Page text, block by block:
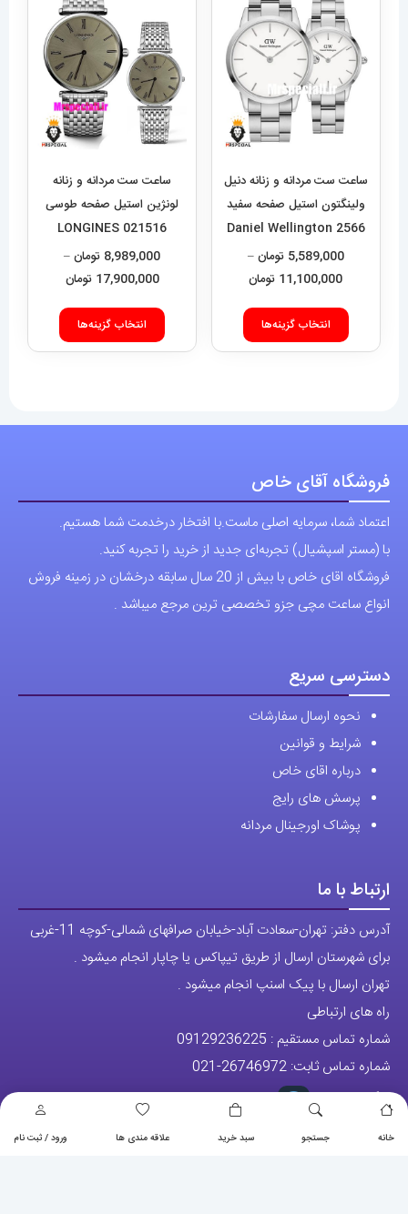
خانه جستجو سبد خرید علاقه مندی ها ورود / ثبت نام
می
باشد.
گزینه
ها
ممکن
است
در
صفحه
محصول
می
باشد.
گزینه
ها
ممکن
است
در
صفحه
محصول
ساعت ست مردانه و زنانه دنیل
ولینگتون استیل صفحه سفید
Daniel Wellington 2566
5,589,000 تومان–
11,100,000 تومانمحدوده
تا
انتخاب گزینه‌ها
این
محصول
گزینه
ها
ممکن
است
در
انتخاب
ساعت ست مردانه و زنانه
لونژین استیل صفحه طوسی
LONGINES 021516
8,989,000 تومان–
17,900,000 تومانمحدوده
تا
انتخاب گزینه‌ها
این
محصول
گزینه
ها
است
انتخاب
فروشگاه آقای خاص
اعتماد شما، سرمایه اصلی ماست.با افتخار درخدمت شما هستیم.
با (مستر اسپشیال) تجربه‌ای جدید از خرید را تجربه کنید.
فروشگاه اقای خاص با بیش از 20 سال سابقه درخشان در زمینه فروش
انواع ساعت مچی جزو تخصصی ترین مرجع میباشد .
دسترسی سریع
نحوه ارسال سفارشات
شرایط و قوانین
درباره اقای خاص
پرسش های رایج
پوشاک اورجینال مردانه
ارتباط با ما
آدرس دفتر: تهران-سعادت آباد-خیابان صرافهای شمالی-کوچه 11-غربی
برای شهرستان ارسال از طریق تیپاکس یا چاپار انجام میشود .
تهران ارسال با پیک اسنپ انجام میشود .
راه های ارتباطی
شماره تماس مستقیم : 09129236225
شماره تماس ثابت: 26746972
-021
تلگرام
پیج ساعت